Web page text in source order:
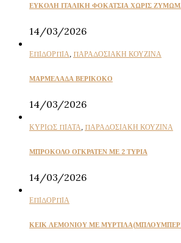
ΕΥΚΟΛΗ ΙΤΑΛΙΚΗ ΦΟΚΑΤΣΙΑ ΧΩΡΙΣ
14/03/2026
ΕΠΙΔΟΡΠΙΑ, ΠΑΡΑΔΟΣΙΑΚΗ ΚΟΥΖΙΝΑ
ΜΑΡΜΕΛΑΔΑ ΒΕΡΙΚΟΚΟ
14/03/2026
ΚΥΡΙΩΣ ΠΙΑΤΑ, ΠΑΡΑΔΟΣΙΑΚΗ ΚΟΥΖΙΝΑ
ΜΠΡΟΚΟΛΟ ΟΓΚΡΑΤΕΝ ΜΕ 2 ΤΥΡΙΑ
14/03/2026
ΕΠΙΔΟΡΠΙΑ
ΚΕΙΚ ΛΕΜΟΝΙΟΥ ΜΕ